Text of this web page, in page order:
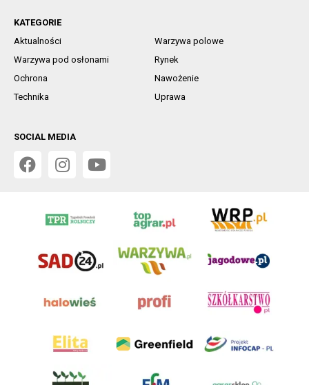
KATEGORIE
Aktualności
Warzywa polowe
Warzywa pod osłonami
Rynek
Ochrona
Nawożenie
Technika
Uprawa
SOCIAL MEDIA